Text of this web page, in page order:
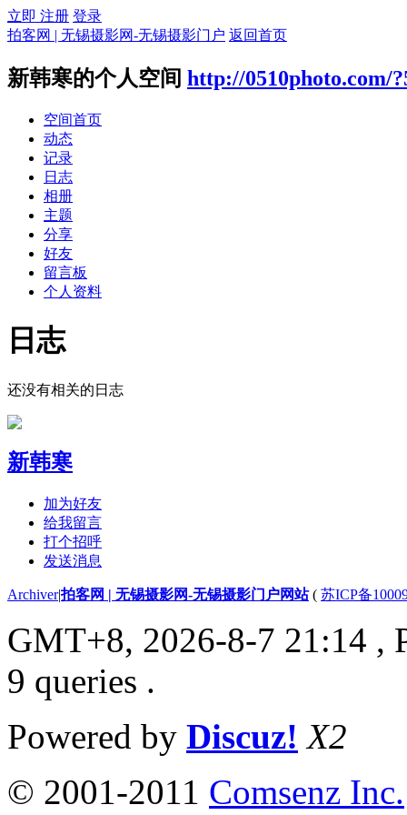
立即 注册 登录
拍客网 | 无锡摄影网-无锡摄影门户 返回首页
新韩寒的个人空间 http://0510photo.com/
空间首页
动态
记录
日志
相册
主题
分享
好友
留言板
个人资料
日志
还没有相关的日志
新韩寒
加为好友
给我留言
打个招呼
发送消息
Archiver|拍客网 | 无锡摄影网-无锡摄影门户网站( 苏ICP备
GMT+8, 2026-8-7 21:14 ,
9 queries .
Powered by Discuz! X2
© 2001-2011 Comsenz Inc.